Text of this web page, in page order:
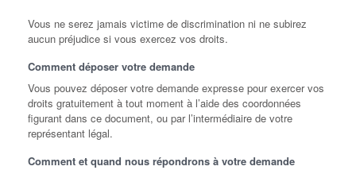
Vous ne serez jamais victime de discrimination ni ne subirez
aucun préjudice si vous exercez vos droits.
Comment déposer votre demande
Vous pouvez déposer votre demande expresse pour exercer vos
droits gratuitement à tout moment à l’aide des coordonnées
figurant dans ce document, ou par l’intermédiaire de votre
représentant légal.
Comment et quand nous répondrons à votre demande